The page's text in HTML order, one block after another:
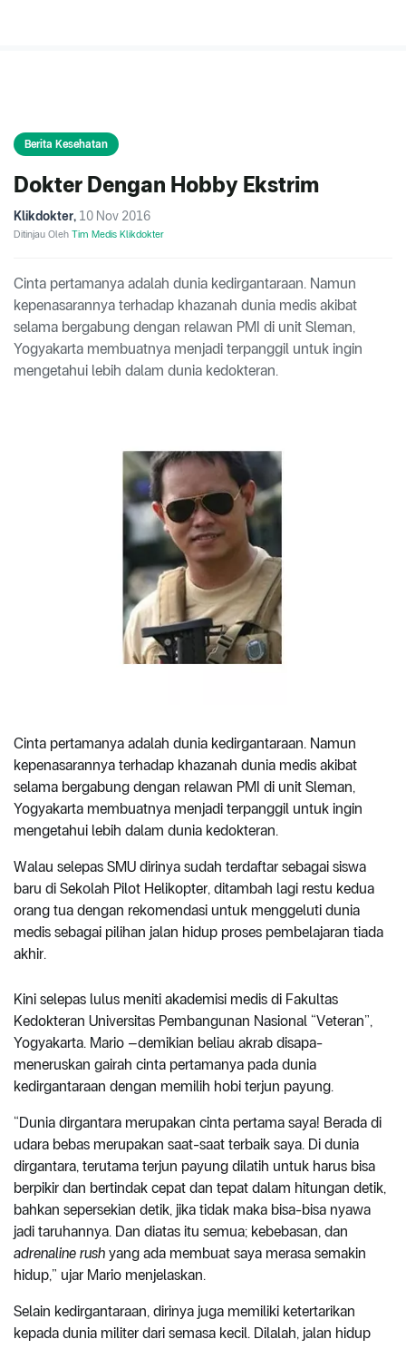
Berita Kesehatan
Dokter Dengan Hobby Ekstrim
Klikdokter, 10 Nov 2016
Ditinjau Oleh Tim Medis Klikdokter
Cinta pertamanya adalah dunia kedirgantaraan. Namun
kepenasarannya terhadap khazanah dunia medis akibat
selama bergabung dengan relawan PMI di unit Sleman,
Yogyakarta membuatnya menjadi terpanggil untuk ingin
mengetahui lebih dalam dunia kedokteran.
Cinta pertamanya adalah dunia kedirgantaraan. Namun
kepenasarannya terhadap khazanah dunia medis akibat
selama bergabung dengan relawan PMI di unit Sleman,
Yogyakarta membuatnya menjadi terpanggil untuk ingin
mengetahui lebih dalam dunia kedokteran.
Walau selepas SMU dirinya sudah terdaftar sebagai siswa
baru di Sekolah Pilot Helikopter, ditambah lagi restu kedua
orang tua dengan rekomendasi untuk menggeluti dunia
medis sebagai pilihan jalan hidup proses pembelajaran tiada
akhir.
Kini selepas lulus meniti akademisi medis di Fakultas
Kedokteran Universitas Pembangunan Nasional “Veteran”,
Yogyakarta. Mario –demikian beliau akrab disapa-
meneruskan gairah cinta pertamanya pada dunia
kedirgantaraan dengan memilih hobi terjun payung.
“Dunia dirgantara merupakan cinta pertama saya! Berada di
udara bebas merupakan saat-saat terbaik saya. Di dunia
dirgantara, terutama terjun payung dilatih untuk harus bisa
berpikir dan bertindak cepat dan tepat dalam hitungan detik,
bahkan sepersekian detik, jika tidak maka bisa-bisa nyawa
jadi taruhannya. Dan diatas itu semua; kebebasan, dan
adrenaline rush yang ada membuat saya merasa semakin
hidup,” ujar Mario menjelaskan.
Selain kedirgantaraan, dirinya juga memiliki ketertarikan
kepada dunia militer dari semasa kecil. Dilalah, jalan hidup